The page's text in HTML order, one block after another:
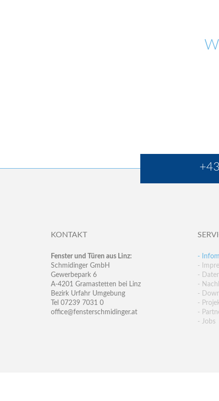
KONTAKT
Fenster und Türen aus Linz:
Schmidinger GmbH
Gewerbepark 6
A-4201 Gramastetten bei Linz
Bezirk Urfahr Umgebung
Tel 07239 7031 0
office@fensterschmidinger.at
-
-
-
-
-
-
-
- Jobs